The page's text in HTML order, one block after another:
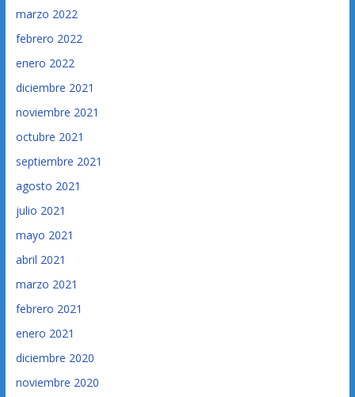
marzo 2022
febrero 2022
enero 2022
diciembre 2021
noviembre 2021
octubre 2021
septiembre 2021
agosto 2021
julio 2021
mayo 2021
abril 2021
marzo 2021
febrero 2021
enero 2021
diciembre 2020
noviembre 2020